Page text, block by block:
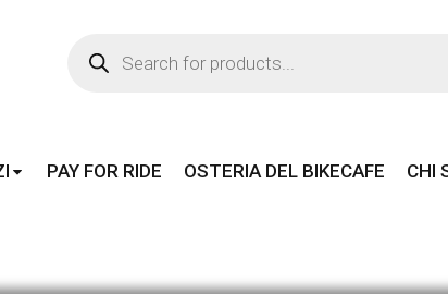
Products
search
PAY FOR RIDE OSTERIA DEL BIKECAFE CHI